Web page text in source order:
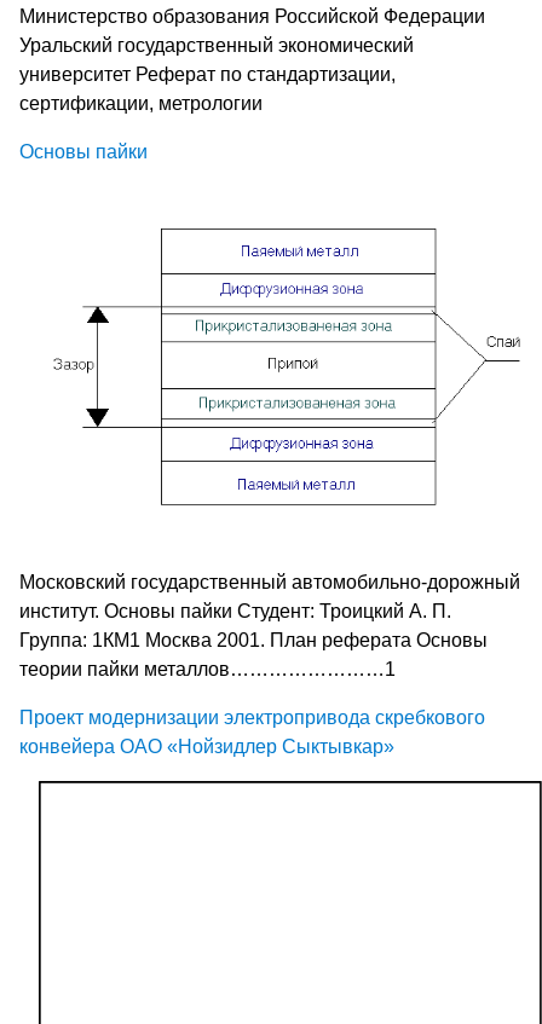
Министерство образования Российской Федерации
Уральский государственный экономический
университет Реферат по стандартизации,
сертификации, метрологии
Основы пайки
Московский государственный автомобильно-дорожный
институт. Основы пайки Студент: Троицкий А. П.
Группа: 1КМ1 Москва 2001. План реферата Основы
теории пайки металлов……………………1
Проект модернизации электропривода скребкового
конвейера ОАО «Нойзидлер Сыктывкар»